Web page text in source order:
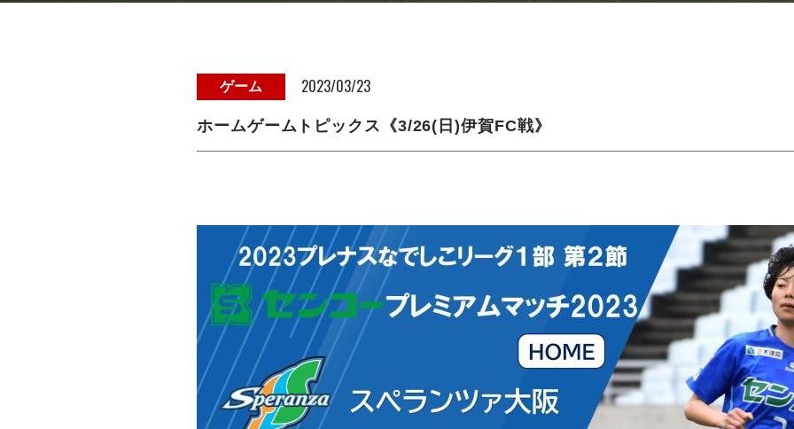
ゲーム 2023/03/23
ホームゲームトピックス《3/26(日)伊賀FC戦》